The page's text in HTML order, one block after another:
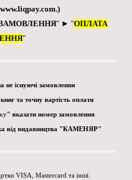
www.liqpay.com.)
" ► "ОПЛАТА
"
не існуючі замовлення
та точну вартість оплати
" вказати номер замовлення
від видавництва "КАМЕНЯР"
VISA, Mastercard та інші.